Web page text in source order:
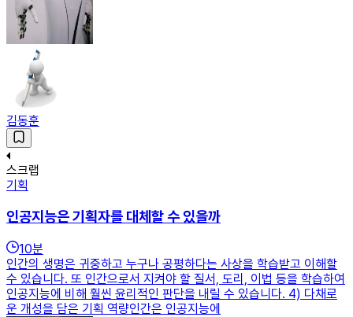
김동훈
스크랩
기획
인공지능은 기획자를 대체할 수 있을까
10분
인간의 생명은 귀중하고 누구나 공평하다는 사상을 학습받고 이해할
수 있습니다. 또 인간으로서 지켜야 할 질서, 도리, 이법 등을 학습하여
인공지능에 비해 훨씬 윤리적인 판단을 내릴 수 있습니다. 4) 다채로
운 개성을 담은 기획 역량인간은 인공지능에